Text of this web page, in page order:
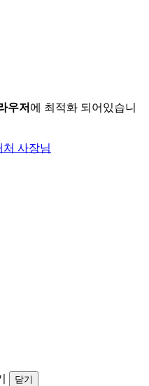
우저 에 최적화 되어있습니
처 사장님
닫기